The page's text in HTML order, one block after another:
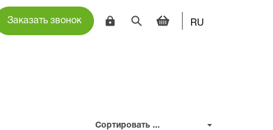
Заказать звонок RU
Сортировать ...